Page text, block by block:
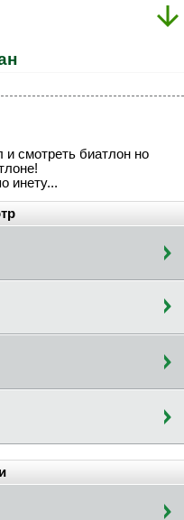
смотреть биатлон но
инету...